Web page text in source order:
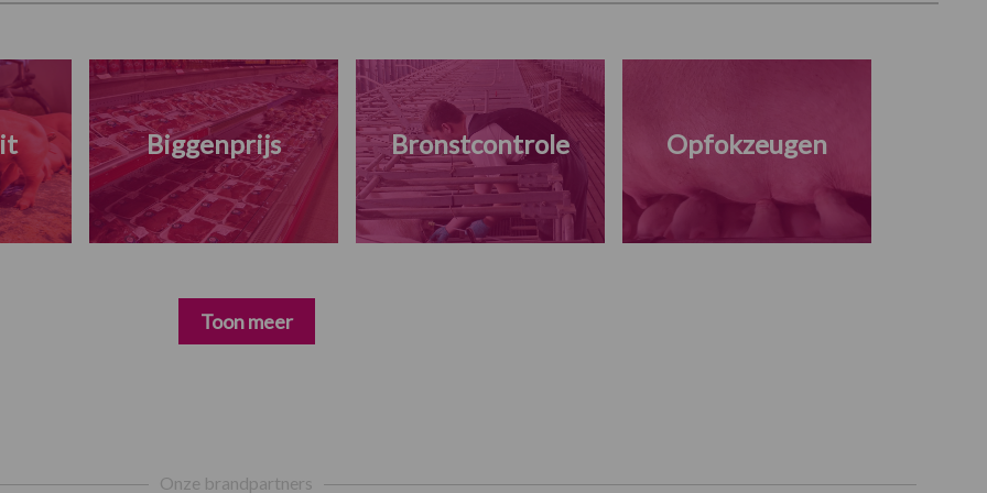
Biggenprijs Bronstcontrole Opfokzeugen
Toon meer
Onze brandpartners